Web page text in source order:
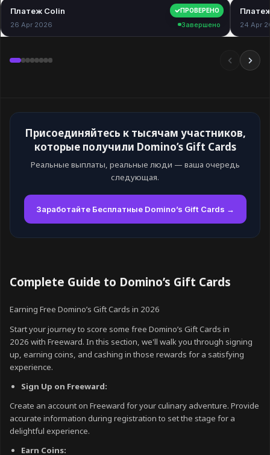
ПРОВЕРЕНО
Платеж Colin $40.00
26 Apr 2026 Завершено 24 Apr
Присоединяйтесь к тысячам участников,
которые получили Domino’s Gift Cards
Реальные выплаты, реальные люди — ваша очередь
следующая.
Заработайте Бесплатные Domino’s Gift Cards →
Complete Guide to Domino’s Gift Cards
Earning Free Domino’s Gift Cards in 2026
Start your journey to score some free Domino’s Gift Cards in
2026 with Freeward. In this section, we'll walk you through signing
up, earning coins, and cashing in those rewards for a satisfying
experience.
Sign Up on Freeward:
Create an account on Freeward for your culinary adventure. Provide
accurate information during registration to set the stage for a
delightful experience.
Earn Coins: